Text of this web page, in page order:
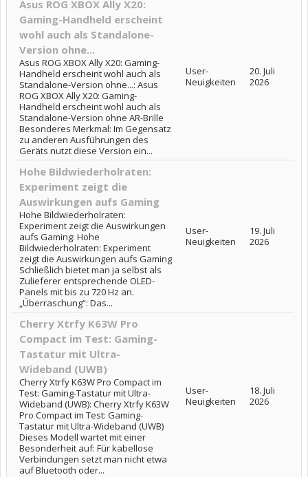
Asus ROG XBOX Ally X20:
Gaming-Handheld erscheint
wohl auch als Standalone-
Version ohne...
Asus ROG XBOX Ally X20: Gaming-
Handheld erscheint wohl auch als
Standalone-Version ohne...: Asus
ROG XBOX Ally X20: Gaming-
Handheld erscheint wohl auch als
Standalone-Version ohne AR-Brille
Besonderes Merkmal: Im Gegensatz
zu anderen Ausführungen des
Geräts nutzt diese Version ein...
User-
Neuigkeiten
20. Juli
2026
Hohe Bildwiederholraten:
Experiment zeigt die
Auswirkungen aufs Gaming
Hohe Bildwiederholraten:
Experiment zeigt die Auswirkungen
aufs Gaming: Hohe
Bildwiederholraten: Experiment
zeigt die Auswirkungen aufs Gaming
Schließlich bietet man ja selbst als
Zulieferer entsprechende OLED-
Panels mit bis zu 720 Hz an.
„Überraschung“: Das...
User-
Neuigkeiten
19. Juli
2026
Cherry Xtrfy K63W Pro
Compact im Test: Gaming-
Tastatur mit Ultra-
Wideband (UWB)
Cherry Xtrfy K63W Pro Compact im
Test: Gaming-Tastatur mit Ultra-
Wideband (UWB): Cherry Xtrfy K63W
Pro Compact im Test: Gaming-
Tastatur mit Ultra-Wideband (UWB)
Dieses Modell wartet mit einer
Besonderheit auf: Für kabellose
Verbindungen setzt man nicht etwa
auf Bluetooth oder...
User-
Neuigkeiten
18. Juli
2026